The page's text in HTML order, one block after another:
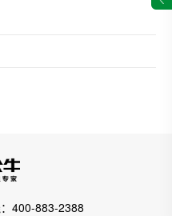
400-883-2388